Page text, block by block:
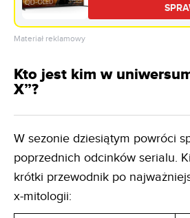
Materiał reklamowy
Kto jest kim w
X”?
W sezonie dziesiątym powróci
poprzednich odcinków serialu.
krótki przewodnik po
x-mitologii: